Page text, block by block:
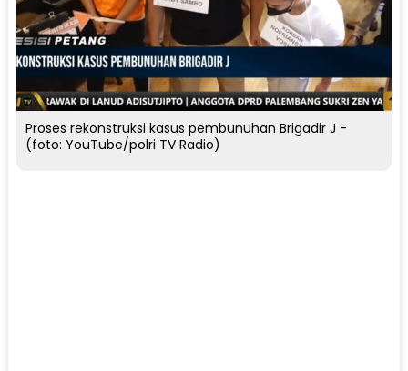
Proses rekonstruksi kasus pembunuhan Brigadir J -
(foto: YouTube/polri TV Radio)